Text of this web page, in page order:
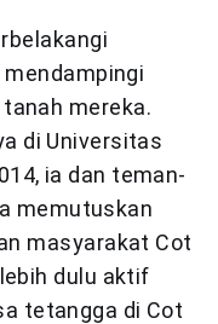
mereka.
di Universitas
ia dan teman-
memutuskan
masyarakat Cot
dulu aktif
tetangga di Cot